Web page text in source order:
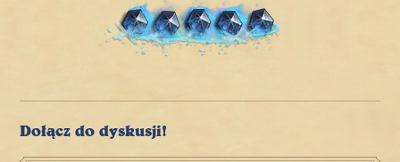
Dołącz do dyskusji!